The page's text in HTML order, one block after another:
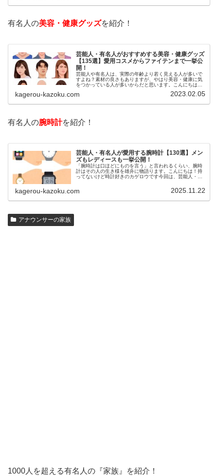
有名人の美容・健康グッズを紹介！
芸能人・有名人がおすすめする美容・健康グッズ
【135選】愛用コスメからファイテンまで一挙公
開！
芸能人や有名人は、実際の年齢より若く見える人が多いで
すよね？素材の良さもありますが、やはり美容・健康に気
をつかっている人が多いからだと思います。こんにちは！
いるのでしょうか？今回は、芸能人…
kagerou-kazoku.com 2023.02.05
有名人の腕時計を紹介！
芸能人・有名人が愛用する腕時計【130選】メン
ズもレディースも一挙公開！
「腕時計は口ほどにものを言う」と言われるくらい、腕時
計はその人の生き様を雄弁に物語ります。こんにちは！持
ってないけど時計好きのカゲロウです今回は、芸能人・有
kagerou-kazoku.com 2025.11.22
アナウンサーの家族
1000人を超える有名人の『家族』を紹介！